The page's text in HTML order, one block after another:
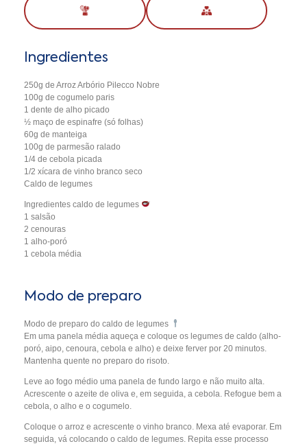
Ingredientes
250g de Arroz Arbório Pilecco Nobre
100g de cogumelo paris
1 dente de alho picado
½ maço de espinafre (só folhas)
60g de manteiga
100g de parmesão ralado
1/4 de cebola picada
1/2 xícara de vinho branco seco
Caldo de legumes
Ingredientes caldo de legumes
1 salsão
2 cenouras
1 alho-poró
1 cebola média
Modo de preparo
Modo de preparo do caldo de legumes
Em uma panela média aqueça e coloque os legumes de caldo (alho-
poró, aipo, cenoura, cebola e alho) e deixe ferver por 20 minutos.
Mantenha quente no preparo do risoto.
Leve ao fogo médio uma panela de fundo largo e não muito alta.
Acrescente o azeite de oliva e, em seguida, a cebola. Refogue bem a
cebola, o alho e o cogumelo.
Coloque o arroz e acrescente o vinho branco. Mexa até evaporar. Em
seguida, vá colocando o caldo de legumes. Repita esse processo